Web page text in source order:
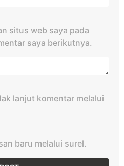
situs web saya pada
saya berikutnya.
lanjut komentar melalui
baru melalui surel.